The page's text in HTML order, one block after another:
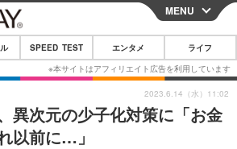
CLOSE
スマートフォン
MENU
SPEED TEST エンタメ ライフ
異次元の少子化対策に「お金
以前に…」
2023.6.14（水）11:02